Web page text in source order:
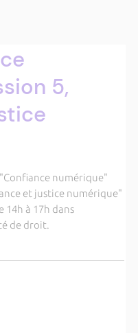
5,
numérique"
et justice numérique"
14h à 17h dans
de droit.